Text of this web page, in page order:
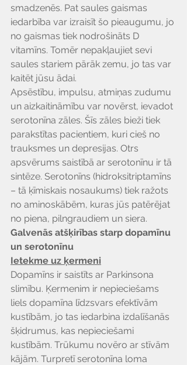
smadzenēs. Pat saules gaismas
iedarbība var izraisīt šo pieaugumu, jo
no gaismas tiek nodrošināts D
vitamīns. Tomēr nepakļaujiet sevi
saules stariem pārāk zemu, jo tas var
kaitēt jūsu ādai.
Apsēstību, impulsu, atmiņas zudumu
un aizkaitināmību var novērst, ievadot
serotonīna zāles. Šīs zāles bieži tiek
parakstītas pacientiem, kuri cieš no
trauksmes un depresijas. Otrs
apsvērums saistībā ar serotonīnu ir tā
sintēze. Serotonīns (hidroksitriptamīns
– tā ķīmiskais nosaukums) tiek ražots
no aminoskābēm, kuras jūs patērējat
no piena, pilngraudiem un siera.
Galvenās atšķirības starp dopamīnu
un serotonīnu
Ietekme uz ķermeni
Dopamīns ir saistīts ar Parkinsona
slimību. Ķermenim ir nepieciešams
liels dopamīna līdzsvars efektīvām
kustībām, jo tas iedarbina izdalīšanās
šķidrumus, kas nepieciešami
kustībām. Trūkumu novēro ar stīvām
kājām. Turpretī serotonīna loma